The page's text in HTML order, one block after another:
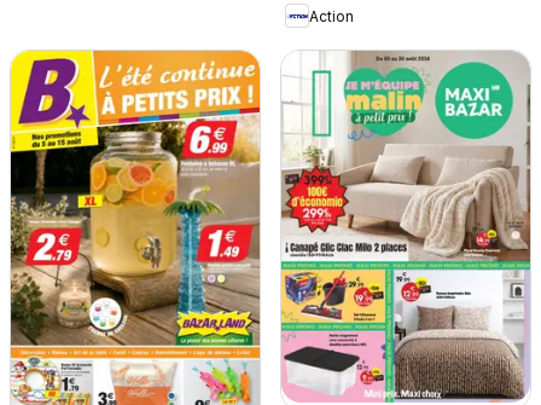
Action